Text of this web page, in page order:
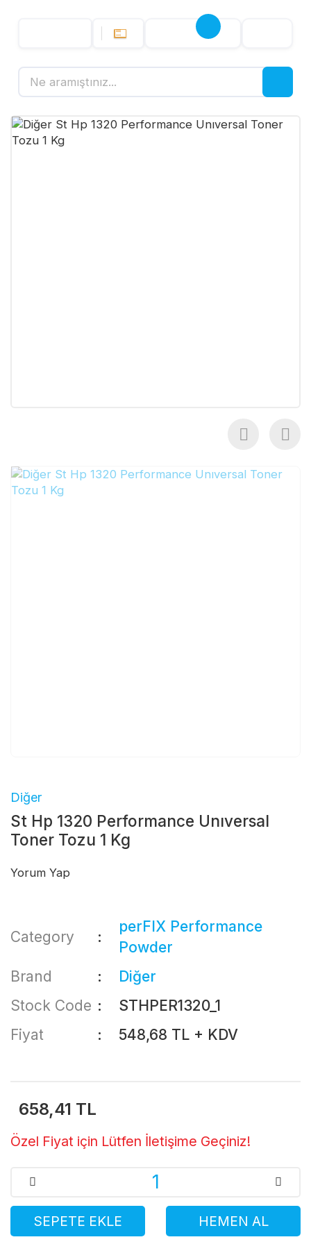
Diğer
St Hp 1320 Performance Unıversal
Toner Tozu 1 Kg
Yorum Yap
Category
perFIX Performance
Powder
Brand
Diğer
Stock Code
STHPER1320_1
Fiyat
548,68 TL + KDV
658,41 TL
Özel Fiyat için Lütfen İletişime Geçiniz!
SEPETE EKLE HEMEN AL